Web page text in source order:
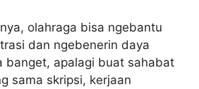
olahraga bisa ngebantu
dan ngebenerin daya
banget, apalagi buat sahabat
sama skripsi, kerjaan